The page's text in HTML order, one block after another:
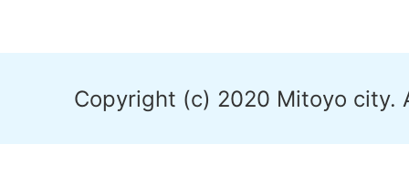
Copyright (c) 2020 Mitoyo city.